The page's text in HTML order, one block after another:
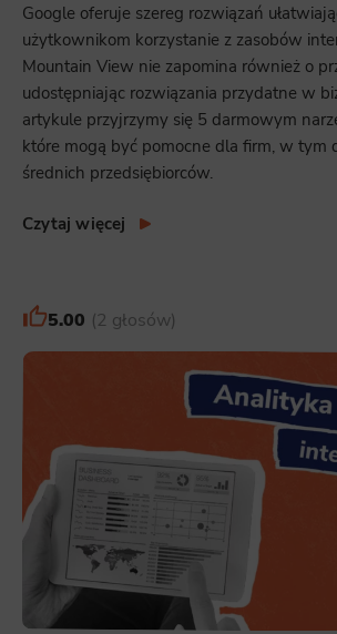
Google oferuje szereg rozwiązań
użytkownikom korzystanie z zasobów
Mountain View nie zapomina również o
udostępniając rozwiązania przydatne w
artykule przyjrzymy się 5 darmowym
które mogą być pomocne dla firm, w tym
średnich przedsiębiorców.
Czytaj więcej
5.00 2 głosów